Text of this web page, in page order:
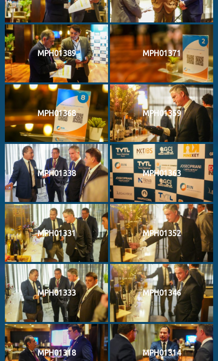
MPH01389 MPH01371
MPH01368 MPH01359
MPH01338 MPH01363
MPH01331 MPH01352
MPH01333 MPH01346
MPH01318 MPH01314